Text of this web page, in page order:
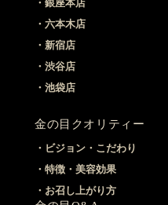
銀座本店
六本木店
新宿店
渋谷店
池袋店
金の目クオリティー
ビジョン・こだわり
特徴・美容効果
お召し上がり方